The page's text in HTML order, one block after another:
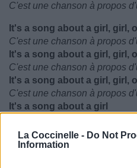
La Coccinelle - Do Not
Information
C'est une chanson à propos
It's a song about a girl, girl,
C'est une chanson à propos
It's a song about a girl, girl,
C'est une chanson à propos
It's a song about a girl, girl,
C'est une chanson à propos
It's a song about a girl
This ain't about tailgates